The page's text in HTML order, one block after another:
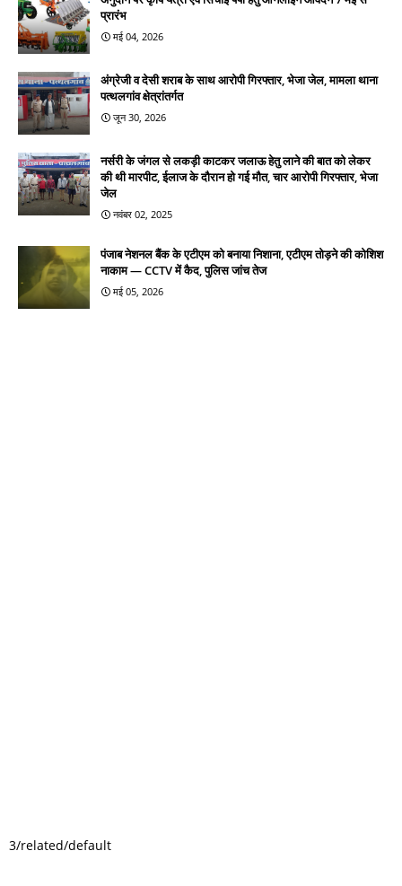
प्रारंभ
मई 04, 2026
अंग्रेजी व देसी शराब के साथ आरोपी गिरफ्तार, भेजा जेल, मामला थाना
पत्थलगांव क्षेत्रांतर्गत
जून 30, 2026
नर्सरी के जंगल से लकड़ी काटकर जलाऊ हेतु लाने की बात को लेकर
की थी मारपीट, ईलाज के दौरान हो गई मौत, चार आरोपी गिरफ्तार, भेजा
जेल
नवंबर 02, 2025
पंजाब नेशनल बैंक के एटीएम को बनाया निशाना, एटीएम तोड़ने की कोशिश
नाकाम — CCTV में कैद, पुलिस जांच तेज
मई 05, 2026
3/related/default